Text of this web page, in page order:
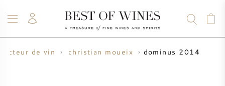
VIN
CHAMPAGNE
WHISKY
RHUM
SPIRITUEUX
VENTE
BLOG
À PROPOS
de vin christian moueix dominus 2014